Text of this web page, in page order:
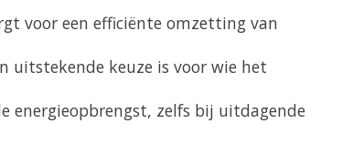
voor een efficiënte omzetting van
uitstekende keuze is voor wie het
energieopbrengst, zelfs bij uitdagende